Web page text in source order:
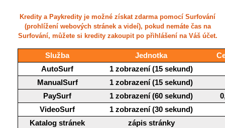
Kredity a Paykredity je možné získat zdarma pomocí Surfování
(prohlížení webových stránek a videí), pokud nemáte čas na
Surfování, můžete si kredity zakoupit po přihlášení na Váš účet.
Služba Jednotka
AutoSurf
1 zobrazení (15 sekund)
ManualSurf
1 zobrazení (15 sekund)
PaySurf
1 zobrazení (60 sekund)
VideoSurf
1 zobrazení (30 sekund)
Katalog stránek
zápis stránky